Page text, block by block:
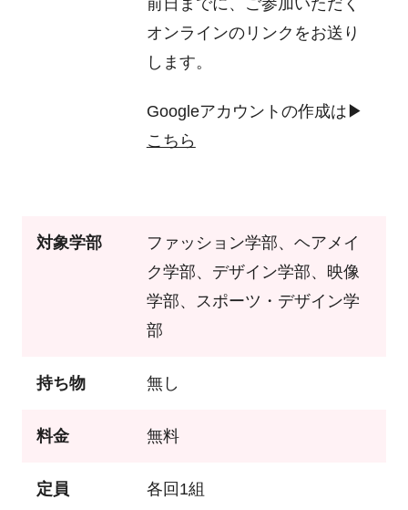
前日までに、ご参加いただく
オンラインのリンクをお送り
します。
Googleアカウントの作成は▶
こちら
対象学部
ファッション学部、ヘアメイ
ク学部、デザイン学部、映像
学部、スポーツ・デザイン学
部
持ち物 無し
料金 無料
定員 各回1組